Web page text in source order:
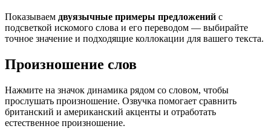
Показываем двуязычные примеры предложений с
подсветкой искомого слова и его переводом — выбирайте
точное значение и подходящие коллокации для вашего текста.
Произношение слов
Нажмите на значок динамика рядом со словом, чтобы
прослушать произношение. Озвучка помогает сравнить
британский и американский акценты и отработать
естественное произношение.